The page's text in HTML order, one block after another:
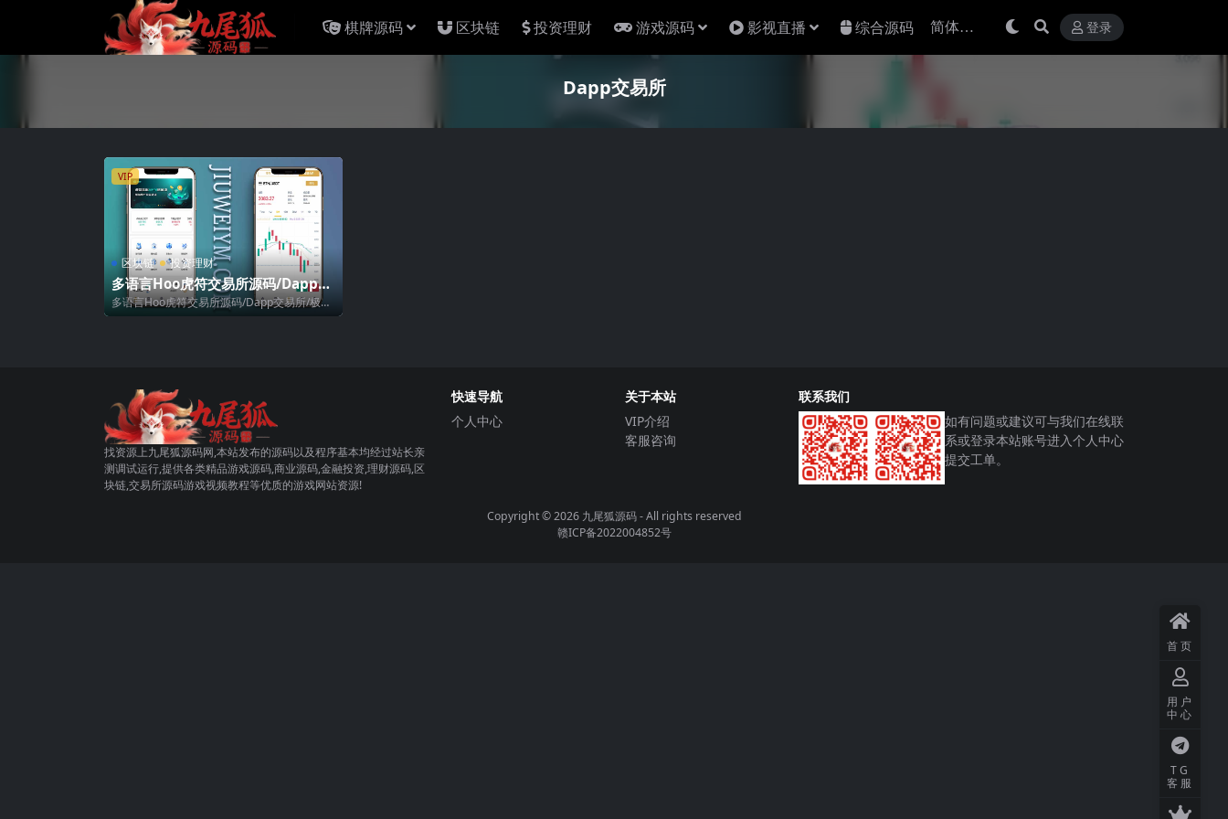
棋牌源码 区块链 投资理财 游戏源码 影视直播 综合源码 登录
Dapp交易所
VIP
区块链 投资理财
多语言Hoo虎符交易所源码/Dapp交
易所/极速合约C2C贷款源码
多语言Hoo虎符交易所源码/Dapp交易所/极速
合约/C2C贷款 程序里面之前是...
找资源上九尾狐源码网,本站发布的源码以及程序基本均经过站长亲
测调试运行,提供各类精品游戏源码,商业源码,金融投资,理财源码,区
块链,交易所源码游戏视频教程等优质的游戏网站资源!
快速导航
个人中心
关于本站
VIP介绍
客服咨询
联系我们
如有问题或建议可与我们在线联
系或登录本站账号进入个人中心
提交工单。
Copyright © 2026 九尾狐源码- All rights reserved
赣ICP备2022004852号
首页
用户
中心
TG
客服